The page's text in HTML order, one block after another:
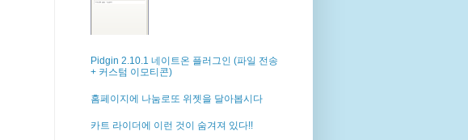
Pidgin 2.10.1 네이트온 플러그인 (파일 전송
+ 커스텀 이모티콘)
홈페이지에 나눔로또 위젯을 달아봅시다
카트 라이더에 이런 것이 숨겨져 있다!!